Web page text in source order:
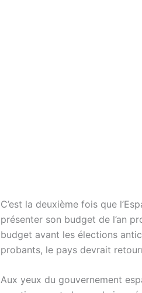
C’est la deuxième fois que
présenter son budget de l’an
budget avant les élections
probants, le pays devrait
Aux yeux du gouvernement